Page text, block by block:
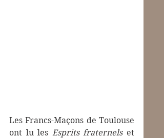
Les Francs-Maçons de Toulouse
ont lu les Esprits fraternels et